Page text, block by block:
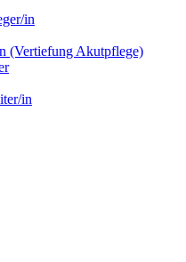
in
(Vertiefung Akutpflege)
in